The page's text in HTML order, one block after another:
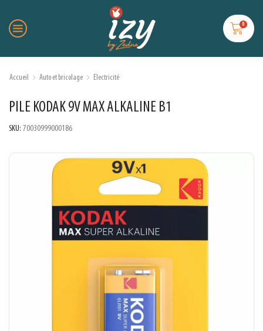
0
Accueil Auto et bricolage Electricité
PILE KODAK 9V MAX ALKALINE B1
SKU: 70030999000186